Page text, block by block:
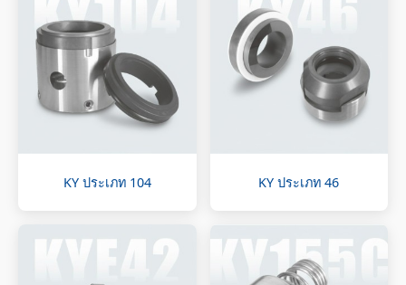
KY ประเภท 104 KY ประเภท 46